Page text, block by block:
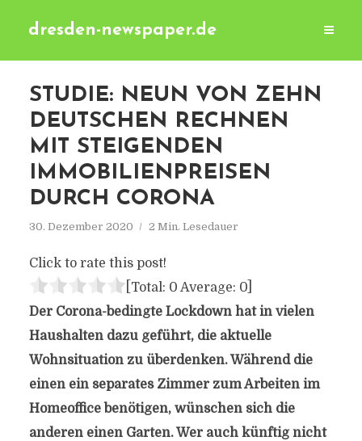
dresden-newspaper.de
STUDIE: NEUN VON ZEHN
DEUTSCHEN RECHNEN
MIT STEIGENDEN
IMMOBILIENPREISEN
DURCH CORONA
30. Dezember 2020 2 Min. Lesedauer
Click to rate this post!
[Total: 0 Average: 0]
Der Corona-bedingte Lockdown hat in vielen
Haushalten dazu geführt, die aktuelle
Wohnsituation zu überdenken. Während die
einen ein separates Zimmer zum Arbeiten im
Homeoffice benötigen, wünschen sich die
anderen einen Garten. Wer auch künftig nicht